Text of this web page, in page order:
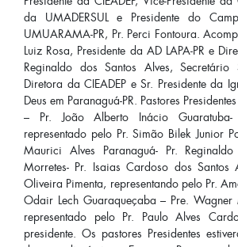
da UMADERSUL e Presidente do
UMUARAMA-PR, Pr. Perci Fontoura.
Luiz Rosa, Presidente da AD LAPA-PR e
Reginaldo dos Santos Alves, Secretário
Diretora da CIEADEP e Sr. Presidente da
Deus em Paranaguá-PR. Pastores
– Pr. João Alberto Inácio
representado pelo Pr. Simão Bilek Junior
Maurici Alves Paranaguá- Pr.
Morretes- Pr. Isaias Cardoso dos Santos
Oliveira Pimenta, representando pelo Pr.
Odair Lech Guaraqueçaba – Pre.
representado pelo Pr. Paulo Alves
presidente. Os pastores Presidentes